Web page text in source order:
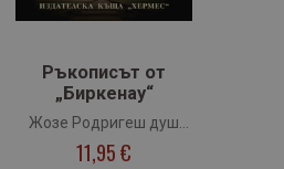
Ръкописът от
„Биркенау“
Жозе Родригеш душ
Сантуш
11,95 €